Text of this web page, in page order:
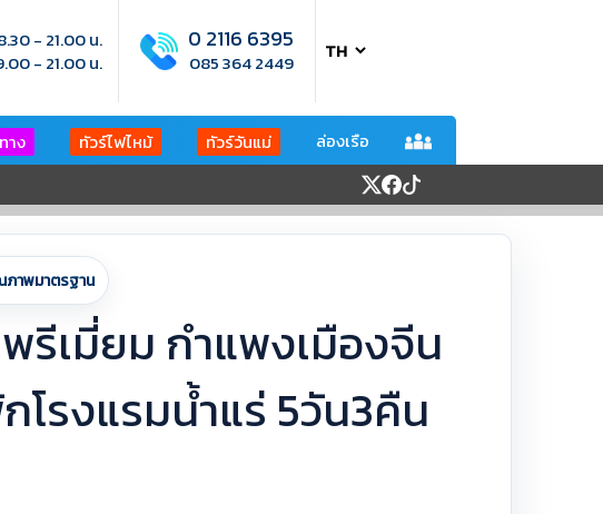
- 21.00 น.
- 21.00 น.
0 2116 6395
085 364 2449
าง ทัวร์ไฟไหม้ ทัวร์วันแม่ ล่องเรือ
าพมาตรฐาน
รีเมี่ยม กำแพงเมืองจีน
โรงแรมน้ำแร่ 5วัน3คืน